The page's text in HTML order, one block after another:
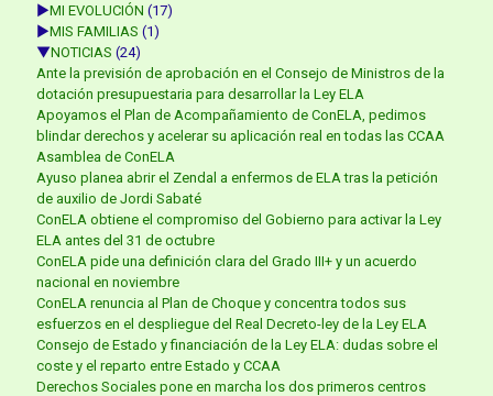
►MI EVOLUCIÓN (17)
►MIS FAMILIAS (1)
▼NOTICIAS (24)
Ante la previsión de aprobación en el Consejo de Ministros de la
dotación presupuestaria para desarrollar la Ley ELA
Apoyamos el Plan de Acompañamiento de ConELA, pedimos
blindar derechos y acelerar su aplicación real en todas las CCAA
Asamblea de ConELA
Ayuso planea abrir el Zendal a enfermos de ELA tras la petición
de auxilio de Jordi Sabaté
ConELA obtiene el compromiso del Gobierno para activar la Ley
ELA antes del 31 de octubre
ConELA pide una definición clara del Grado III+ y un acuerdo
nacional en noviembre
ConELA renuncia al Plan de Choque y concentra todos sus
esfuerzos en el despliegue del Real Decreto-ley de la Ley ELA
Consejo de Estado y financiación de la Ley ELA: dudas sobre el
coste y el reparto entre Estado y CCAA
Derechos Sociales pone en marcha los dos primeros centros